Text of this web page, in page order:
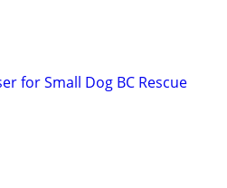
for Small Dog BC Rescue